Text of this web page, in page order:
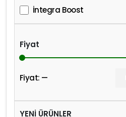
İntegra Boost
Fiyat
Fiyat: —
YENİ ÜRÜNLER